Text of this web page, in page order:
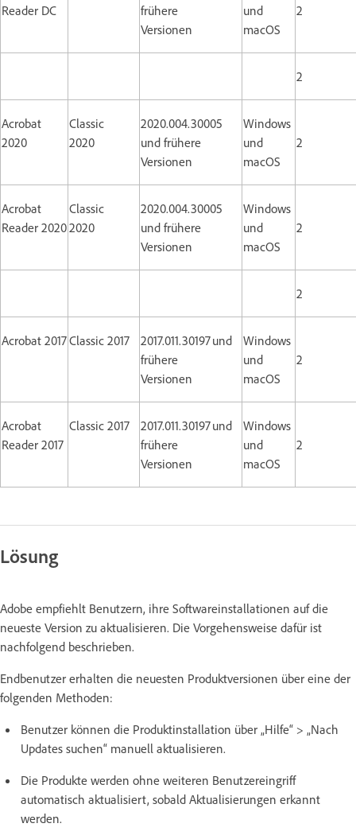
Reader DC
frühere
Versionen
und
macOS
2
2
Acrobat
2020
Classic
2020
2020.004.30005
und frühere
Versionen
Windows
und
macOS
2
Acrobat
Reader 2020
Classic
2020
2020.004.30005
und frühere
Versionen
Windows
und
macOS
2
2
Acrobat 2017Classic 2017
2017.011.30197 und
frühere
Versionen
Windows
und
macOS
2
Acrobat
Reader 2017
Classic 2017
2017.011.30197 und
frühere
Versionen
Windows
und
macOS
2
Lösung
Adobe empfiehlt Benutzern, ihre Softwareinstallationen auf die
neueste Version zu aktualisieren. Die Vorgehensweise dafür ist
nachfolgend beschrieben.
Endbenutzer erhalten die neuesten Produktversionen über eine der
folgenden Methoden:
Benutzer können die Produktinstallation über „Hilfe“ > „Nach
Updates suchen“ manuell aktualisieren.
Die Produkte werden ohne weiteren Benutzereingriff
automatisch aktualisiert, sobald Aktualisierungen erkannt
werden.